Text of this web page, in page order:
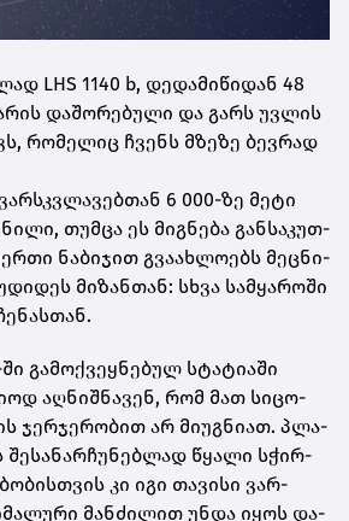
LHS 1140 b, დე­და­მი­წი­დან 48
და­შო­რე­ბუ­ლი და გარს უვ­ლის
რო­მე­ლიც ჩვენს მზე­ზე ბევ­რად
6 000-ზე მეტი
თუმ­ცა ეს მიგ­ნე­ბა გან­სა­კუთ­
ნა­ბი­ჯით გვა­ახ­ლო­ებს მეც­ნი­
მი­ზან­თან: სხვა სამ­ყა­რო­ში
გა­მოქ­ვეყ­ნე­ბულ სტა­ტი­ა­ში
აღ­ნიშ­ნა­ვენ, რომ მათ სი­ცო­
ჯერ­ჯე­რო­ბით არ მი­უგ­ნი­ათ. პლა­
შე­სა­ნარ­ჩუ­ნებ­ლად წყა­ლი სჭირ­
კი იგი თა­ვი­სი ვარ­
მან­ძი­ლით უნდა იყოს და­